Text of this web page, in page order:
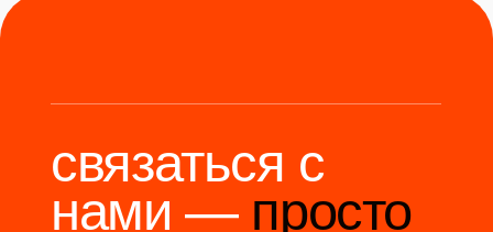
Разработка сайта
мостом между вами и